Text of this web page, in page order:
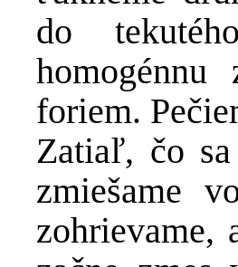
do
foriem.
Zatiaľ, čo
zmiešame
zohrievame,